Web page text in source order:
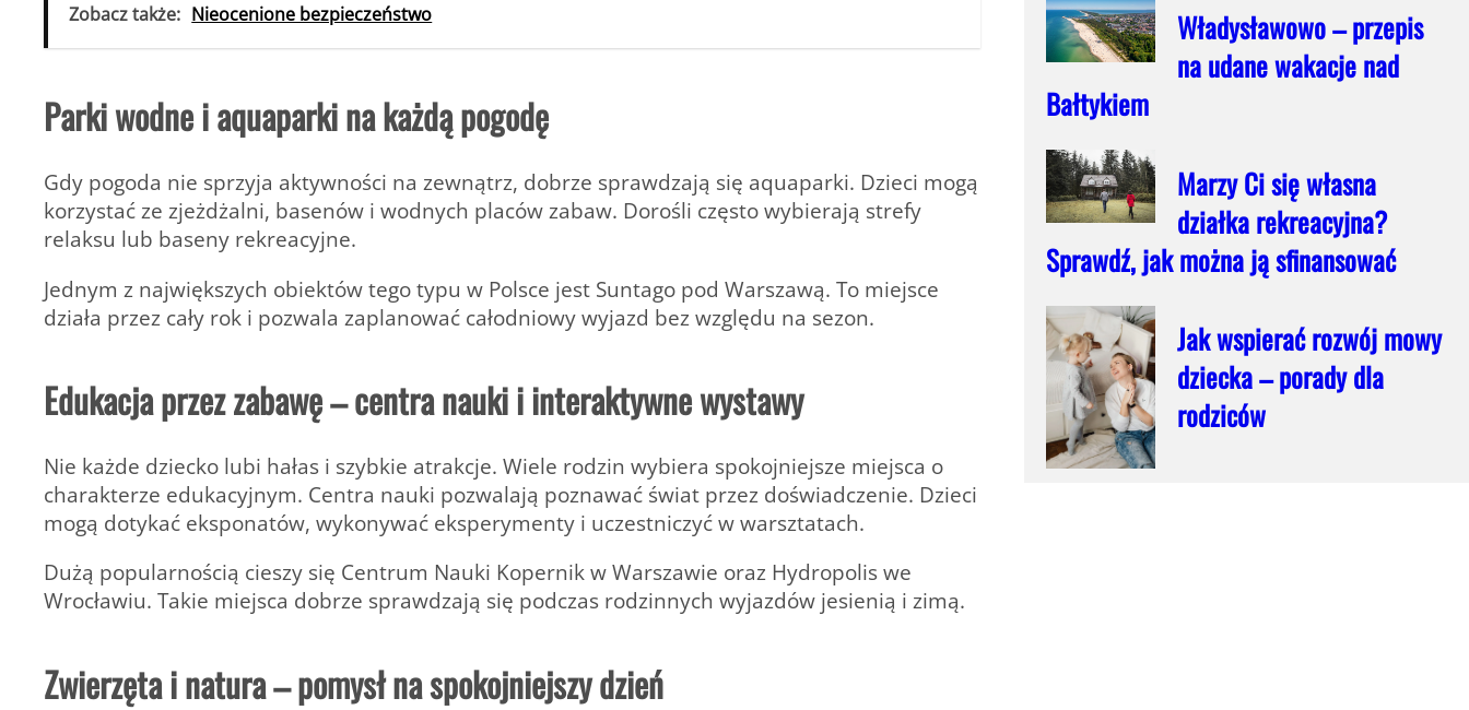
Zobacz także: Nieocenione bezpieczeństwo
Parki wodne i aquaparki na każdą pogodę
Gdy pogoda nie sprzyja aktywności na zewnątrz, dobrze sprawdzają się aquaparki. Dzieci mogą
korzystać ze zjeżdżalni, basenów i wodnych placów zabaw. Dorośli często wybierają strefy
relaksu lub baseny rekreacyjne.
Jednym z największych obiektów tego typu w Polsce jest Suntago pod Warszawą. To miejsce
działa przez cały rok i pozwala zaplanować całodniowy wyjazd bez względu na sezon.
Edukacja przez zabawę – centra nauki i interaktywne wystawy
Nie każde dziecko lubi hałas i szybkie atrakcje. Wiele rodzin wybiera spokojniejsze miejsca o
charakterze edukacyjnym. Centra nauki pozwalają poznawać świat przez doświadczenie. Dzieci
mogą dotykać eksponatów, wykonywać eksperymenty i uczestniczyć w warsztatach.
Dużą popularnością cieszy się Centrum Nauki Kopernik w Warszawie oraz Hydropolis we
Wrocławiu. Takie miejsca dobrze sprawdzają się podczas rodzinnych wyjazdów jesienią i zimą.
Zwierzęta i natura – pomysł na spokojniejszy dzień
Władysławowo – przepis
na udane wakacje nad
Bałtykiem
Marzy Ci się własna
działka rekreacyjna?
Sprawdź, jak można ją sfinansować
Jak wspierać rozwój mowy
dziecka – porady dla
rodziców